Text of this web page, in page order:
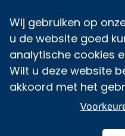
Wij gebruiken op
u de website goed
analytische cookies
Wilt u deze website
akkoord met het